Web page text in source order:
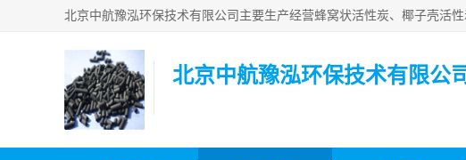
北京中航豫泓环保技术有限公